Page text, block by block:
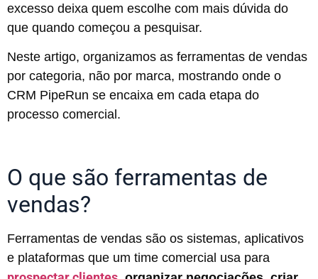
excesso deixa quem escolhe com mais dúvida do
que quando começou a pesquisar.
Neste artigo, organizamos as ferramentas de vendas
por categoria, não por marca, mostrando onde o
CRM PipeRun se encaixa em cada etapa do
processo comercial.
O que são ferramentas de
vendas?
Ferramentas de vendas são os sistemas, aplicativos
e plataformas que um time comercial usa para